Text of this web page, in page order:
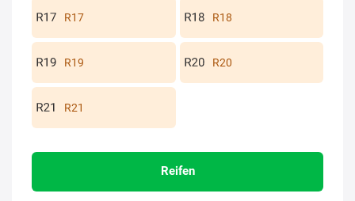
R17 R18
R19 R20
R21
Reifen